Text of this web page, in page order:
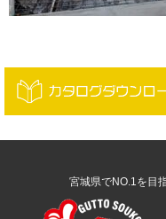
宮城県でNO.1を目